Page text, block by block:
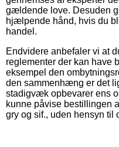
gældende love. Desuden
hjælpende hånd, hvis du
handel.
Endvidere anbefaler vi at
reglementer der kan have
eksempel den
den sammenhæng er det
stadigvæk opbevarer ens
kunne påvise bestillingen
gry og sif., uden hensyn til